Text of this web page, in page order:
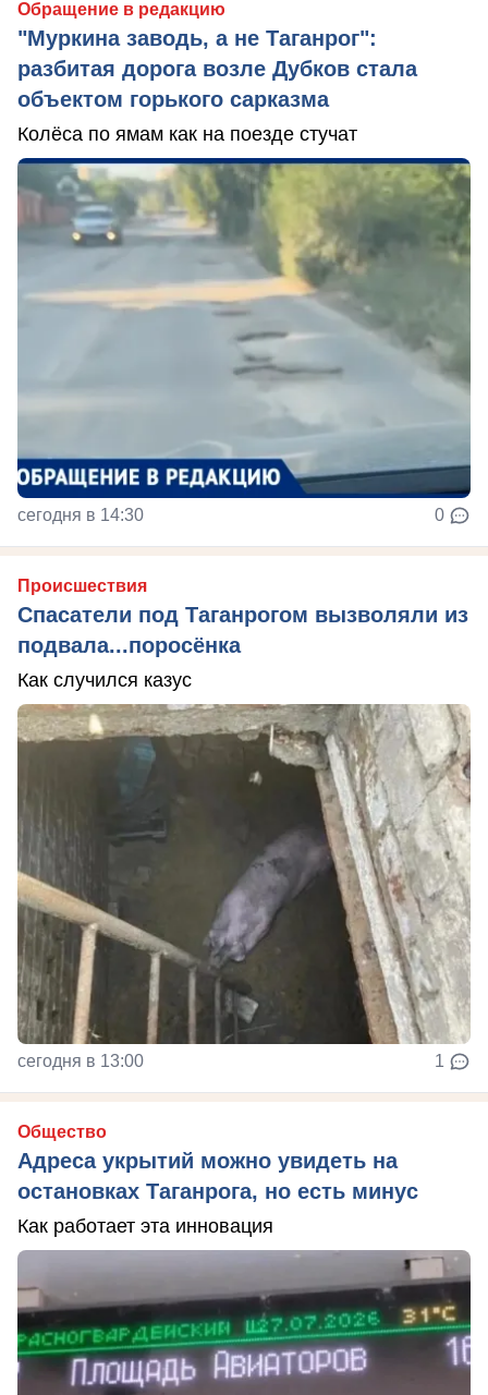
Обращение в редакцию
"Муркина заводь, а не Таганрог":
разбитая дорога возле Дубков стала
объектом горького сарказма
Колёса по ямам как на поезде стучат
сегодня в 14:30 0
Происшествия
Спасатели под Таганрогом вызволяли из
подвала...поросёнка
Как случился казус
сегодня в 13:00 1
Общество
Адреса укрытий можно увидеть на
остановках Таганрога, но есть минус
Как работает эта инновация